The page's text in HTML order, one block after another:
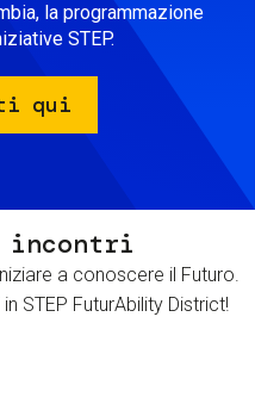
la programmazione
STEP.
qui
incontri
a conoscere il Futuro.
STEP FuturAbility District!